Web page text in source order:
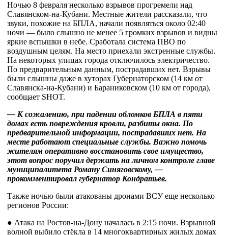
Ночью 8 февраля несколько взрывов прогремели над
Славянском-на-Кубани. Местные жители рассказали, что
звуки, похожие на БПЛА, начали появляться около 02:40
ночи — было слышно не менее 5 громких взрывов и видны
яркие вспышки в небе. Сработала система ПВО по
воздушным целям. На место приехали экстренные службы.
На некоторых улицах города отключилось электричество.
По предварительным данным, пострадавших нет. Взрывы
были слышны даже в хуторах Губернаторском (14 км от
Славянска-на-Кубани) и Бараниковском (10 км от города),
сообщает SHOT.
— К сожалению, при падении обломков БПЛА в пяти
домах есть повреждения кровли, разбиты окна. По
предварительной информации, пострадавших нет. На
месте работают специальные службы. Важно помочь
жителям оперативно восстановить свое имущество,
этот вопрос поручил держать на личном контроле главе
муниципалитета Роману Синяговскому, —
прокомментировал губернатор Кондратьев.
Также ночью были атакованы дронами ВСУ еще несколько
регионов России:
● Атака на Ростов-на-Дону началась в 2:15 ночи. Взрывной
волной выбило стёкла в 14 многоквартирных жилых домах